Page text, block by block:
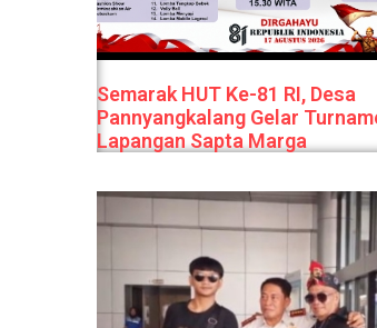
Semarak HUT Ke-81 RI, Desa
Pannyangkalang Gelar
Lapangan Sapta Marga